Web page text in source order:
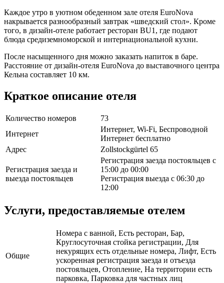
Каждое утро в уютном обеденном зале отеля EuroNova
накрывается разнообразный завтрак «шведский стол». Кроме
того, в дизайн-отеле работает ресторан BU1, где подают
блюда средиземноморской и интернациональной кухни.
После насыщенного дня можно заказать напиток в баре.
Расстояние от дизайн-отеля EuroNova до выставочного центра
Кельна составляет 10 км.
Краткое описание отеля
Количество номеров
73
Интернет
Интернет, Wi-Fi, Беспроводной
Интернет бесплатно
Адрес
Zollstockgürtel 65
Регистрация заезда и
выезда постояльцев
Регистрация заезда постояльцев с
15:00 до 00:00
Регистрация выезда с 06:30 до
12:00
Услуги, предоставляемые отелем
Общие
Номера с ванной, Есть ресторан, Бар,
Круглосуточная стойка регистрации, Для
некурящих есть отдельные номера, Лифт, Есть
ускоренная регистрация заезда и отъезда
постояльцев, Отопление, На территории есть
парковка, Парковка для частных лиц